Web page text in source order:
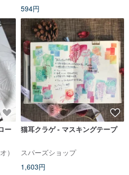
594円
ー
）
猫耳クラゲ - マスキングテープ
スパーズショップ
1,603円